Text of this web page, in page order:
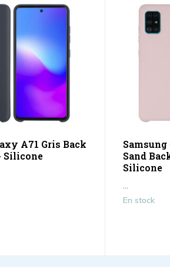
A71 Gris Back
Silicone
Sand
Silicone
...
En stock